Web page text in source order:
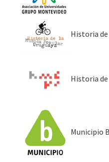
Historia
Historia
Municipio B